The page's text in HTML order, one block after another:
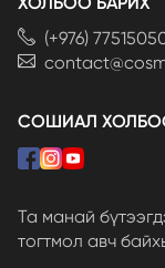
(+976)
СОШИАЛ
Та манай
тогтмол авч